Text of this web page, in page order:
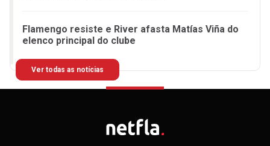
Flamengo resiste e River afasta Matías Viña do
elenco principal do clube
Ver todas as notícias